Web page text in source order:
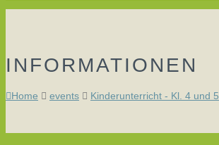
INFORMATIONEN
Home events Kinderunterricht - Kl. 4 und 5